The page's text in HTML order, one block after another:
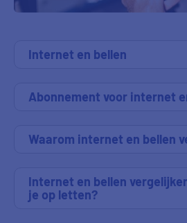
Internet en bellen
Abonnement voor internet
Waarom internet en bellen
Internet en bellen
je op letten?